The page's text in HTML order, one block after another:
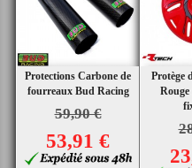
Protections Carbone de
fourreaux Bud Racing
59,90 €
53,91 €
Protège